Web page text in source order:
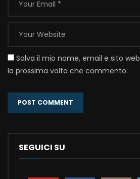
Salva il mio nome, email e sito
la prossima volta che commento.
SEGUICI SU